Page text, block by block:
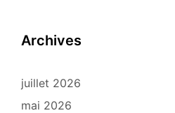
Archives
juillet 2026
mai 2026